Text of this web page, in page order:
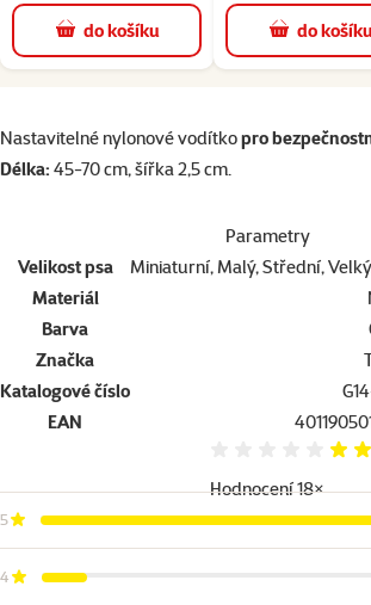
do košíku do
superzoo.product.detail.content
Nastavitelné nylonové vodítkopro
Délka: 45-70 cm, šířka 2,5 cm.
Parametry
Velikost psa
Miniaturní, Malý, Střední,
Materiál
Barva
Značka
Katalogové číslo
EAN
Hodnocení 18×
Hodnocení
5
4